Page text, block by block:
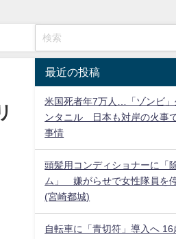
最近の投稿
米国死者年7万人…「ゾンビ」
ンタニル 日本も対岸の火事
事情
頭髪用コンディショナーに「
ム」 嫌がらせで女性隊員を
(宮崎都城)
自転車に「青切符」導入へ 16